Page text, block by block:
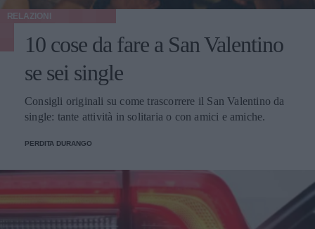
RELAZIONI
10 cose da fare a San Valentino
se sei single
Consigli originali su come trascorrere il San Valentino da
single: tante attività in solitaria o con amici e amiche.
PERDITA DURANGO